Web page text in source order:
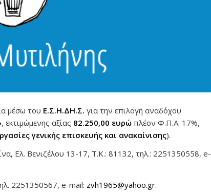
μέσω του Ε.Σ.Η.ΔΗ.Σ. για την επιλογή αναδόχου
, εκτιμώμενης αξίας 82.250,00 ευρώ πλέον Φ.Π.Α. 17%,
γενικής επισκευής και ανακαίνισης).
Ελ. Βενιζέλου 13-17, Τ.Κ.: 81132, τηλ.: 2251350558, e-
2251350567, e-mail: zvh1965@yahoo.gr.